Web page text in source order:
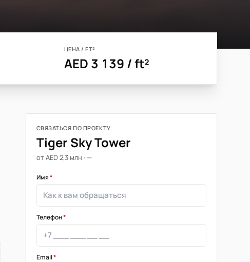
ЦЕНА / FT²
AED 3 139 / ft²
СВЯЗАТЬСЯ ПО ПРОЕКТУ
Tiger Sky Tower
от AED 2,3 млн · —
Имя*
Телефон*
Email*